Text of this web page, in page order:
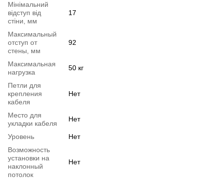
Мінімальний
відступ від
стіни, мм
17
Максимальный
отступ от
стены, мм
92
Максимальная
нагрузка
50 кг
Петли для
крепления
кабеля
Нет
Место для
укладки кабеля
Нет
Уровень
Нет
Возможность
установки на
наклонный
потолок
Нет